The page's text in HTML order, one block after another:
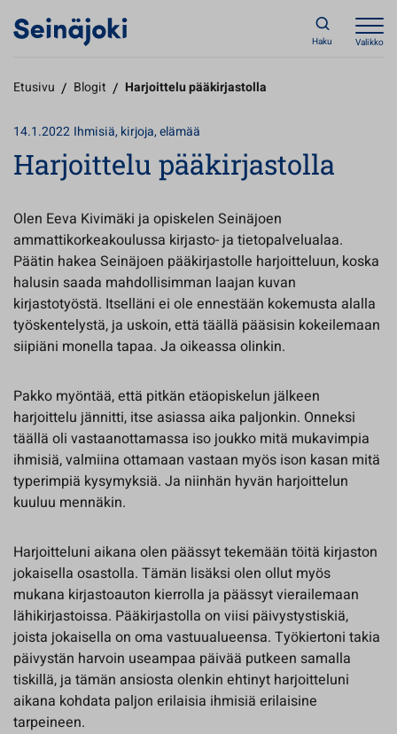
Haku Valikko
Etusivu / Blogit / Harjoittelu pääkirjastolla
14.1.2022 Ihmisiä, kirjoja, elämää
Harjoittelu pääkirjastolla
Olen Eeva Kivimäki ja opiskelen Seinäjoen
ammattikorkeakoulussa kirjasto- ja tietopalvelualaa.
Päätin hakea Seinäjoen pääkirjastolle harjoitteluun, koska
halusin saada mahdollisimman laajan kuvan
kirjastotyöstä. Itselläni ei ole ennestään kokemusta alalla
työskentelystä, ja uskoin, että täällä pääsisin kokeilemaan
siipiäni monella tapaa. Ja oikeassa olinkin.
Pakko myöntää, että pitkän etäopiskelun jälkeen
harjoittelu jännitti, itse asiassa aika paljonkin. Onneksi
täällä oli vastaanottamassa iso joukko mitä mukavimpia
ihmisiä, valmiina ottamaan vastaan myös ison kasan mitä
typerimpiä kysymyksiä. Ja niinhän hyvän harjoittelun
kuuluu mennäkin.
Harjoitteluni aikana olen päässyt tekemään töitä kirjaston
jokaisella osastolla. Tämän lisäksi olen ollut myös
mukana kirjastoauton kierrolla ja päässyt vierailemaan
lähikirjastoissa. Pääkirjastolla on viisi päivystystiskiä,
joista jokaisella on oma vastuualueensa. Työkiertoni takia
päivystän harvoin useampaa päivää putkeen samalla
tiskillä, ja tämän ansiosta olenkin ehtinyt harjoitteluni
aikana kohdata paljon erilaisia ihmisiä erilaisine
tarpeineen.